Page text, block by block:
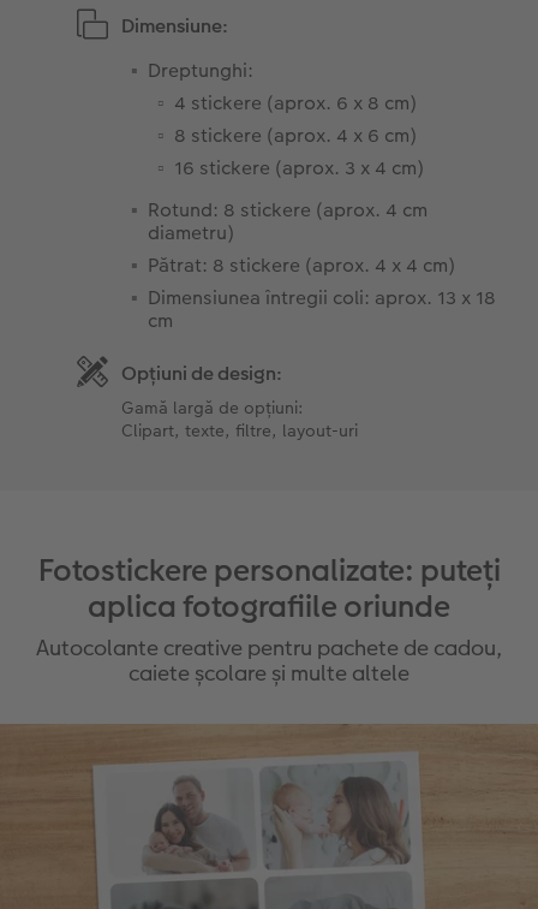
Dimensiune:
Dreptunghi:
4 stickere (aprox. 6 x 8 cm)
8 stickere (aprox. 4 x 6 cm)
16 stickere (aprox. 3 x 4 cm)
Rotund: 8 stickere (aprox. 4 cm
diametru)
Pătrat: 8 stickere (aprox. 4 x 4 cm)
Dimensiunea întregii coli: aprox. 13 x 18
cm
Opțiuni de design:
Gamă largă de opțiuni:
Clipart, texte, filtre, layout-uri
Fotostickere personalizate: puteți
aplica fotografiile oriunde
Autocolante creative pentru pachete de cadou,
caiete școlare și multe altele